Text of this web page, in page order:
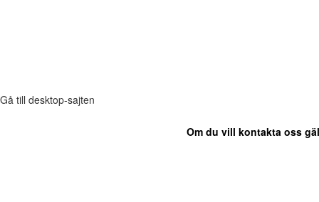
Gå till desktop-sajten
Om du vill kontakta oss